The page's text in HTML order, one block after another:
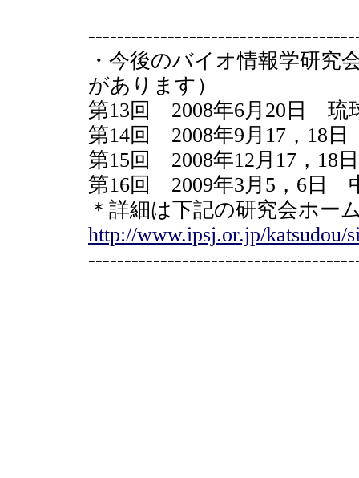
・今後のバイオ情報学研究
があります）
第13回 2008年6月20日 琉
第14回 2008年9月17，18
第15回 2008年12月17，18
第16回 2009年3月5，6日
＊詳細は下記の研究会ホー
http://www.ipsj.or.jp/katsudou/